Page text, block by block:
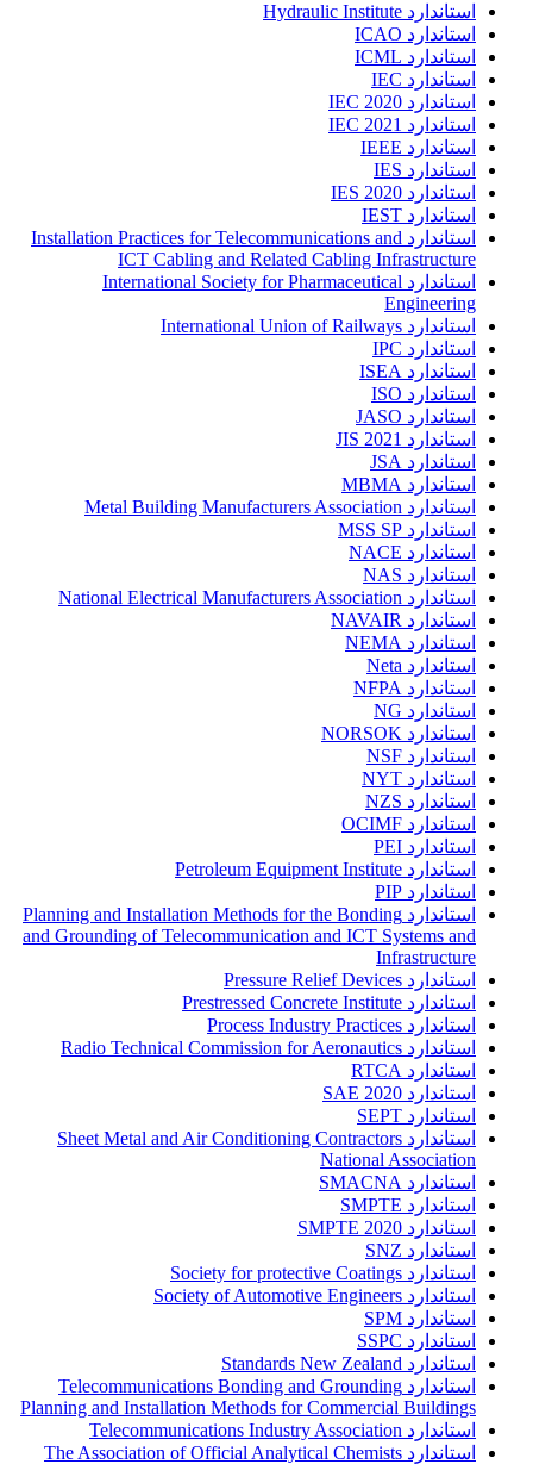
استاندارد Hydraulic Institute
استاندارد ICAO
استاندارد ICML
استاندارد IEC
استاندارد IEC 2020
استاندارد IEC 2021
استاندارد IEEE
استاندارد IES
استاندارد IES 2020
استاندارد IEST
استاندارد Installation Practices for Telecommunications and
ICT Cabling and Related Cabling Infrastructure
استاندارد International Society for Pharmaceutical
Engineering
استاندارد International Union of Railways
استاندارد IPC
استاندارد ISEA
استاندارد ISO
استاندارد JASO
استاندارد JIS 2021
استاندارد JSA
استاندارد MBMA
استاندارد Metal Building Manufacturers Association
استاندارد MSS SP
استاندارد NACE
استاندارد NAS
استاندارد National Electrical Manufacturers Association
استاندارد NAVAIR
استاندارد NEMA
استاندارد Neta
استاندارد NFPA
استاندارد NG
استاندارد NORSOK
استاندارد NSF
استاندارد NYT
استاندارد NZS
استاندارد OCIMF
استاندارد PEI
استاندارد Petroleum Equipment Institute
استاندارد PIP
استاندارد Planning and Installation Methods for the Bonding
and Grounding of Telecommunication and ICT Systems and
Infrastructure
استاندارد Pressure Relief Devices
استاندارد Prestressed Concrete Institute
استاندارد Process Industry Practices
استاندارد Radio Technical Commission for Aeronautics
استاندارد RTCA
استاندارد SAE 2020
استاندارد SEPT
استاندارد Sheet Metal and Air Conditioning Contractors
National Association
استاندارد SMACNA
استاندارد SMPTE
استاندارد SMPTE 2020
استاندارد SNZ
استاندارد Society for protective Coatings
استاندارد Society of Automotive Engineers
استاندارد SPM
استاندارد SSPC
استاندارد Standards New Zealand
استاندارد Telecommunications Bonding and Grounding
Planning and Installation Methods for Commercial Buildings
استاندارد Telecommunications Industry Association
استاندارد The Association of Official Analytical Chemists